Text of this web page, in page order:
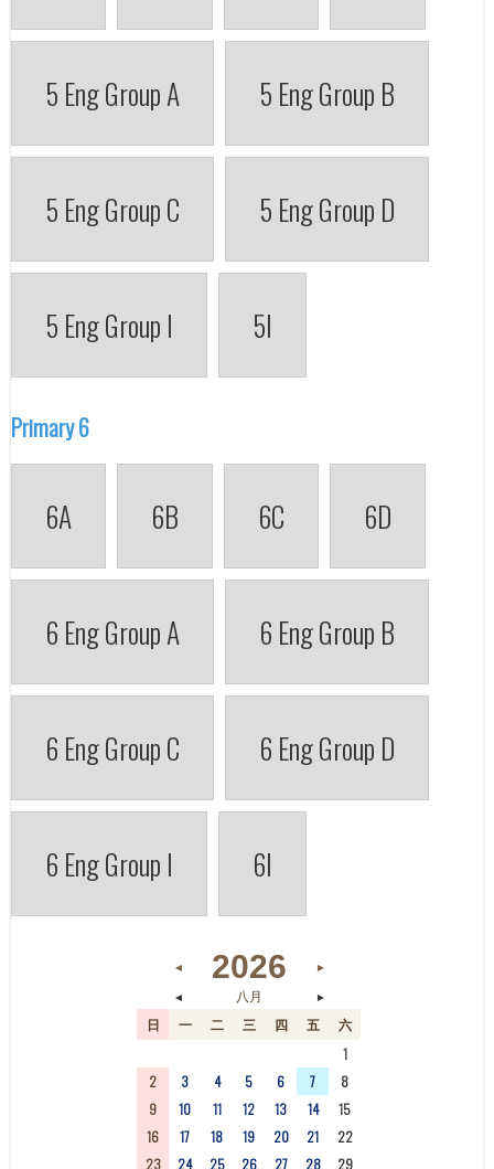
5 Eng Group A 5 Eng Group B
5 Eng Group C 5 Eng Group D
5 Eng Group I 5I
Primary 6
6A 6B 6C 6D
6 Eng Group A 6 Eng Group B
6 Eng Group C 6 Eng Group D
6 Eng Group I 6I
◄ 2026
►
◄
八月 ►
日 一 二 三 四 五
六
1
2
3 4 5 6 7
8
9
10 11 12 13 14
15
16
17 18 19 20 21
22
23
24 25 26 27 28 29